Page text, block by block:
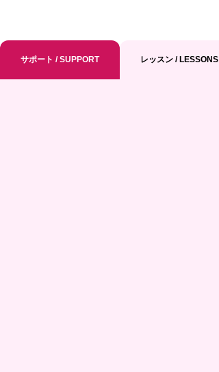
サポート / SUPPORT レッスン / LESSONS